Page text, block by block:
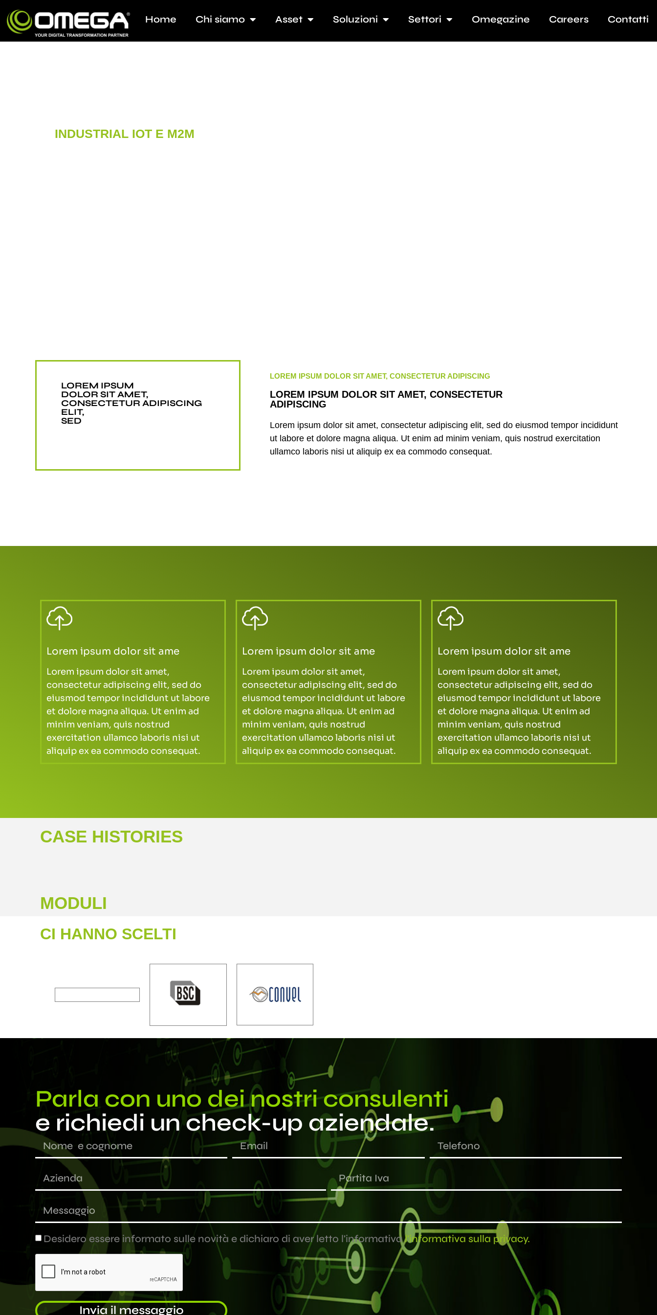
Home Chi siamo Asset Soluzioni Settori Omegazine Careers Contatti
INDUSTRIAL IOT E M2M
LOREM IPSUM
DOLOR SIT AMET,
CONSECTETUR ADIPISCING
ELIT,
SED
LOREM IPSUM DOLOR SIT AMET, CONSECTETUR ADIPISCING
LOREM IPSUM DOLOR SIT AMET, CONSECTETUR
ADIPISCING
Lorem ipsum dolor sit amet, consectetur adipiscing elit, sed do eiusmod tempor incididunt
ut labore et dolore magna aliqua. Ut enim ad minim veniam, quis nostrud exercitation
ullamco laboris nisi ut aliquip ex ea commodo consequat.
Lorem ipsum dolor sit ame
Lorem ipsum dolor sit amet,
consectetur adipiscing elit, sed do
eiusmod tempor incididunt ut labore
et dolore magna aliqua. Ut enim ad
minim veniam, quis nostrud
exercitation ullamco laboris nisi ut
aliquip ex ea commodo consequat.
Lorem ipsum dolor sit ame
Lorem ipsum dolor sit amet,
consectetur adipiscing elit, sed do
eiusmod tempor incididunt ut labore
et dolore magna aliqua. Ut enim ad
minim veniam, quis nostrud
exercitation ullamco laboris nisi ut
aliquip ex ea commodo consequat.
Lorem ipsum dolor sit ame
Lorem ipsum dolor sit amet,
consectetur adipiscing elit, sed do
eiusmod tempor incididunt ut labore
et dolore magna aliqua. Ut enim ad
minim veniam, quis nostrud
exercitation ullamco laboris nisi ut
aliquip ex ea commodo consequat.
CASE HISTORIES
MODULI
CI HANNO SCELTI
Parla con uno dei nostri consulenti
e richiedi un check-up aziendale.
Desidero essere informato sulle novità e dichiaro di aver letto l'informatival'informativa sulla privacy.
Invia il messaggio